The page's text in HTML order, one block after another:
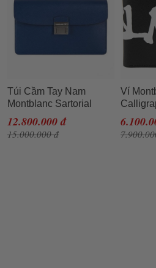
Túi Cầm Tay Nam
Montblanc Sartorial
Clutch Bag Navy
12.800.000 đ
15.000.000 đ
Ví